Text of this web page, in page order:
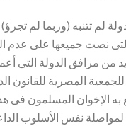
لم تتنبه (وربما لم
نصت جميعها على عدم
مرافق الدولة التى
المصرية للقانون
الإخوان المسلمون فى